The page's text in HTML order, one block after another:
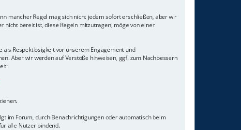
mancher Regel mag sich nicht jedem sofort erschließen, aber wir
nicht bereit ist, diese Regeln mitzutragen, möge von einer
Respektlosigkeit vor unserem Engagement und
Aber wir werden auf Verstöße hinweisen, ggf. zum Nachbessern
im Forum, durch Benachrichtigungen oder automatisch beim
alle Nutzer bindend.